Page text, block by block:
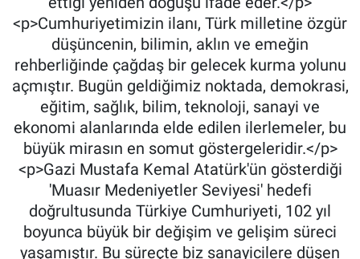
<p>Cumhuriyetimizin ilanı, Türk milletine özgür
düşüncenin, bilimin, aklın ve emeğin
rehberliğinde çağdaş bir gelecek kurma yolunu
açmıştır. Bugün geldiğimiz noktada, demokrasi,
eğitim, sağlık, bilim, teknoloji, sanayi ve
ekonomi alanlarında elde edilen ilerlemeler, bu
büyük mirasın en somut göstergeleridir.</p>
<p>Gazi Mustafa Kemal Atatürk'ün gösterdiği
'Muasır Medeniyetler Seviyesi' hedefi
doğrultusunda Türkiye Cumhuriyeti, 102 yıl
boyunca büyük bir değişim ve gelişim süreci
yaşamıştır. Bu süreçte biz sanayicilere düşen